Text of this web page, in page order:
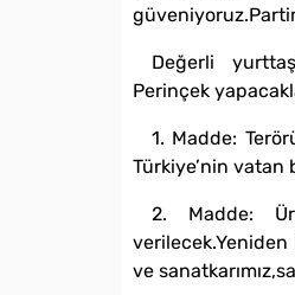
Değerli
Perinçek
1. Madde:
Türkiye’nin vatan
2. Madde:
ve